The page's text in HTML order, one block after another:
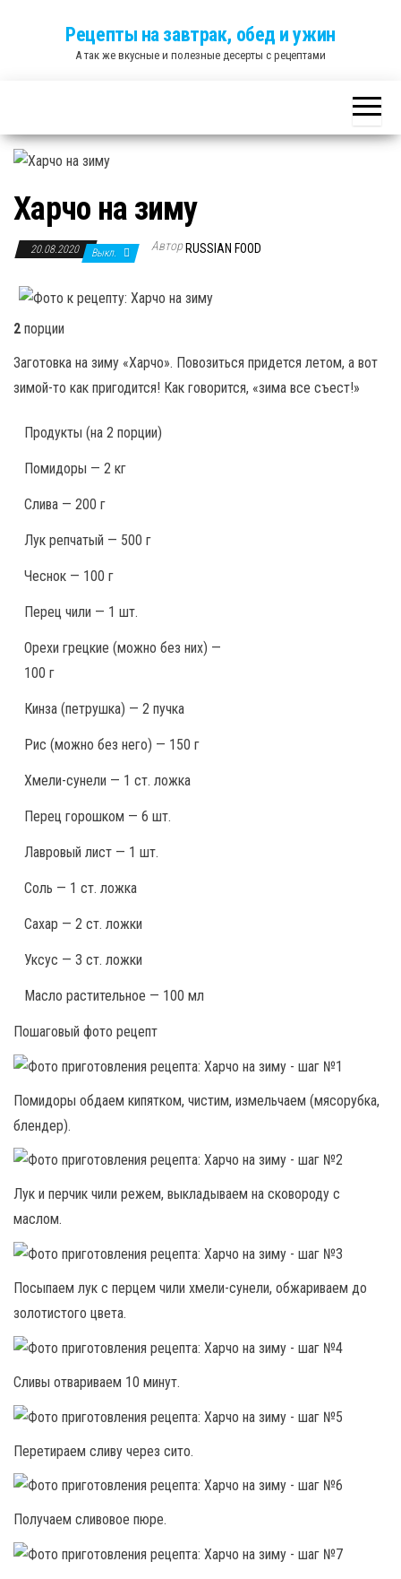
Рецепты на завтрак, обед и ужин
А так же вкусные и полезные десерты с рецептами
Харчо на зиму
20.08.2020 Выкл. Автор RUSSIAN FOOD
2 порции
Заготовка на зиму «Харчо». Повозиться придется летом, а вот
зимой-то как пригодится! Как говорится, «зима все съест!»
Продукты (на 2 порции)
Помидоры — 2 кг
Слива — 200 г
Лук репчатый — 500 г
Чеснок — 100 г
Перец чили — 1 шт.
Орехи грецкие (можно без них) —
100 г
Кинза (петрушка) — 2 пучка
Рис (можно без него) — 150 г
Хмели-сунели — 1 ст. ложка
Перец горошком — 6 шт.
Лавровый лист — 1 шт.
Соль — 1 ст. ложка
Сахар — 2 ст. ложки
Уксус — 3 ст. ложки
Масло растительное — 100 мл
Пошаговый фото рецепт
Помидоры обдаем кипятком, чистим, измельчаем (мясорубка,
блендер).
Лук и перчик чили режем, выкладываем на сковороду с
маслом.
Посыпаем лук с перцем чили хмели-сунели, обжариваем до
золотистого цвета.
Сливы отвариваем 10 минут.
Перетираем сливу через сито.
Получаем сливовое пюре.